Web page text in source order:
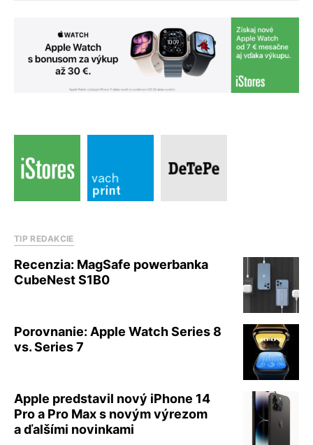
TIP REDAKCIE
Recenzia: MagSafe powerbanka
CubeNest S1B0
Porovnanie: Apple Watch Series 8
vs. Series 7
Apple predstavil nový iPhone 14
Pro a Pro Max s novým výrezom
a ďalšími novinkami